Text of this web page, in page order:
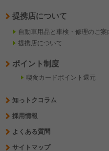
提携店について
自動車用品と車検・修理のご案
提携店について
ポイント制度
喫食カードポイント還元
知っトクコラム
採用情報
よくある質問
サイトマップ